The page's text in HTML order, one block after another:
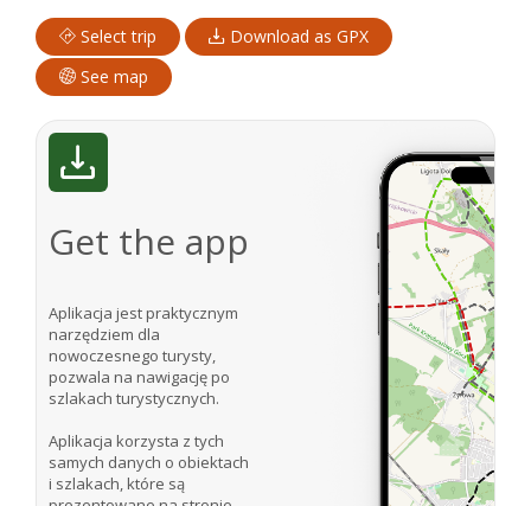
Select trip
Download as GPX
See map
Get the app
Aplikacja jest praktycznym
narzędziem dla
nowoczesnego turysty,
pozwala na nawigację po
szlakach turystycznych.
Aplikacja korzysta z tych
samych danych o obiektach
i szlakach, które są